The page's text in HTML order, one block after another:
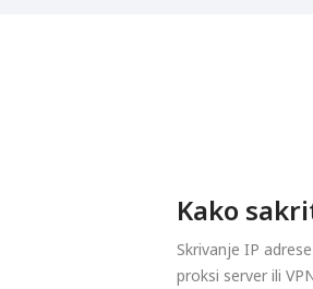
Kako
Skrivanje IP
proksi server ili